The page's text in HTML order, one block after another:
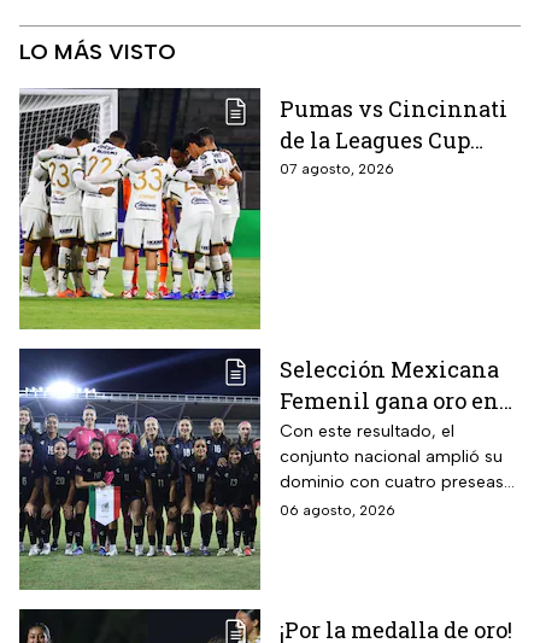
LO MÁS VISTO
Pumas vs Cincinnati
de la Leagues Cup
2026 es pospuesto
07 agosto, 2026
Selección Mexicana
Femenil gana oro en
Juegos
Centroamericanos; el
camino de México a la
gloria
Con este resultado, el
conjunto nacional amplió su
dominio con cuatro preseas
doradas de forma
06 agosto, 2026
¡Por la medalla de oro!